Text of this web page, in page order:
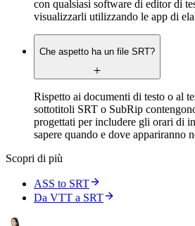
con qualsiasi software di editor di
visualizzarli utilizzando le app di
Che aspetto ha un file SRT?
Rispetto ai documenti di testo o al
sottotitoli SRT o SubRip
progettati per includere gli orari di
sapere quando e dove appariranno
Scopri di più
ASS to SRT
Da VTT a SRT